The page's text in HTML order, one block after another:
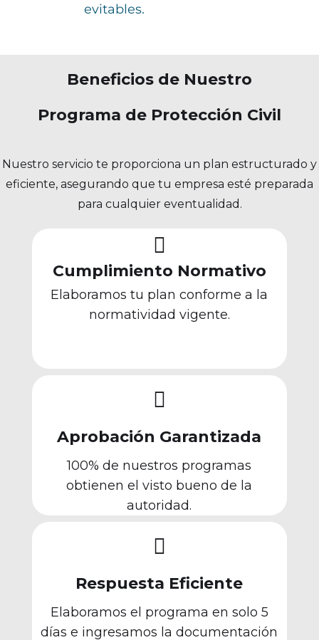
evitables.
Beneficios de Nuestro
Programa de Protección Civil
Nuestro servicio te proporciona un plan estructurado y
eficiente, asegurando que tu empresa esté preparada
para cualquier eventualidad.

Cumplimiento Normativo
Elaboramos tu plan conforme a la
normatividad vigente.

Aprobación Garantizada
100% de nuestros programas
obtienen el visto bueno de la
autoridad.

Respuesta Eficiente
Elaboramos el programa en solo 5
días e ingresamos la documentación